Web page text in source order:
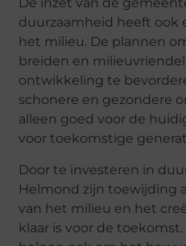
De inzet van de
duurzaamheid heeft ook
het milieu. De plannen
breiden en
ontwikkeling te
schonere en gezondere
alleen goed voor de
voor toekomstige
Door te investeren in
Helmond zijn toewijding
van het milieu en het
klaar is voor de